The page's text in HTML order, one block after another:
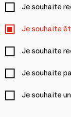
Je souhaite
Je souhaite
Je souhaite
Je souhaite
Je souhaite